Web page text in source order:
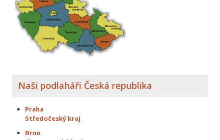
Naši podlaháři Česká republika
Praha
Středočeský kraj
Brno